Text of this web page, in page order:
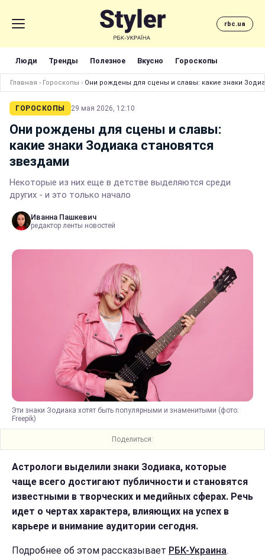
rbc.ua
Люди Тренды Полезное Вкусно Гороскопы
Главная › Гороскопы › Они рождены для сцены и славы: какие знаки
ГОРОСКОПЫ 29 мая 2026, 12:10
Они рождены для сцены и славы:
какие знаки Зодиака становятся
звездами
Некоторые из них еще в детстве выделяются среди
других - и это только начало
Иванна Пашкевич
редактор ленты новостей
Эти знаки Зодиака хотят быть популярными и знаменитыми (фото:
Freepik)
Поделиться:
Астрологи выделили знаки Зодиака, которые
чаще всего достигают публичности и становятся
известными в творческих и медийных сферах. Речь
идет о чертах характера, влияющих на успех в
карьере и внимание аудитории сегодня.
Подробнее об этом рассказывает РБК-Украина.